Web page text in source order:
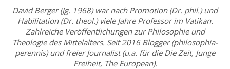
David Berger (Jg. 1968) war nach Promotion (Dr. phil.) und
Habilitation (Dr. theol.) viele Jahre Professor im Vatikan.
Zahlreiche Veröffentlichungen zur Philosophie und
Theologie des Mittelalters. Seit 2016 Blogger (philosophia-
perennis) und freier Journalist (u.a. für die Die Zeit, Junge
Freiheit, The European).